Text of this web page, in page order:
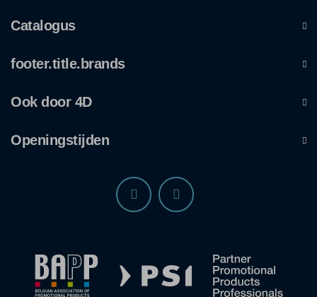
Catalogus
footer.title.brands
Ook door 4D
Openingstijden